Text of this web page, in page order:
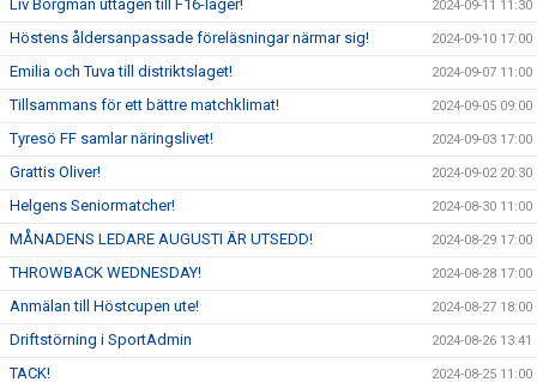
Liv Borgman uttagen till F16-läger! 2024-09-11 11:30
Höstens åldersanpassade föreläsningar närmar sig! 2024-09-10 17:00
Emilia och Tuva till distriktslaget! 2024-09-07 11:00
Tillsammans för ett bättre matchklimat! 2024-09-05 09:00
Tyresö FF samlar näringslivet! 2024-09-03 17:00
Grattis Oliver! 2024-09-02 20:30
Helgens Seniormatcher! 2024-08-30 11:00
MÅNADENS LEDARE AUGUSTI ÄR UTSEDD! 2024-08-29 17:00
THROWBACK WEDNESDAY! 2024-08-28 17:00
Anmälan till Höstcupen ute! 2024-08-27 18:00
Driftstörning i SportAdmin 2024-08-26 13:41
TACK! 2024-08-25 11:00